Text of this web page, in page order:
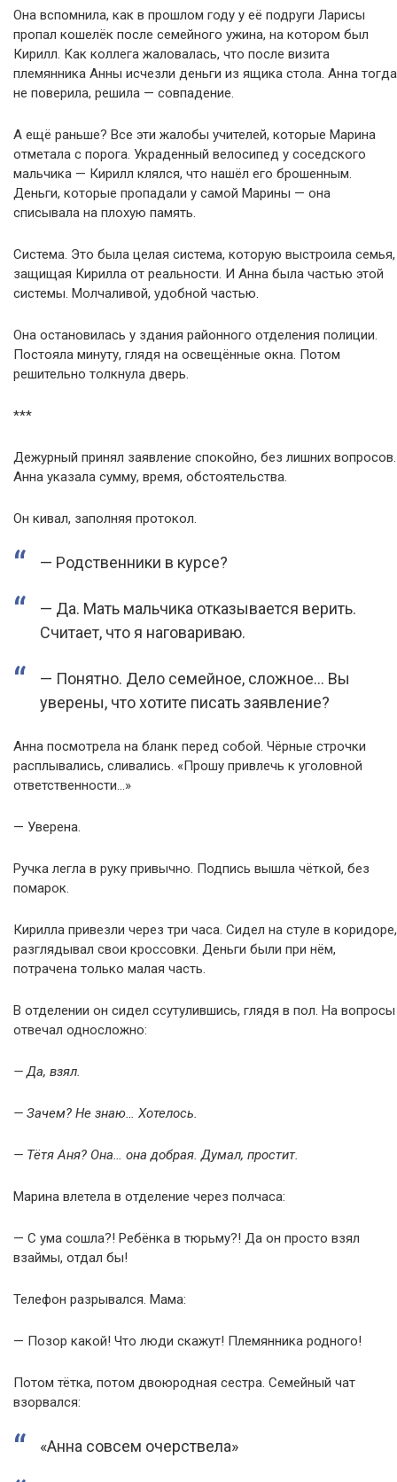
Она вспомнила, как в прошлом году у её подруги Ларисы
пропал кошелёк после семейного ужина, на котором был
Кирилл. Как коллега жаловалась, что после визита
племянника Анны исчезли деньги из ящика стола. Анна тогда
не поверила, решила — совпадение.
А ещё раньше? Все эти жалобы учителей, которые Марина
отметала с порога. Украденный велосипед у соседского
мальчика — Кирилл клялся, что нашёл его брошенным.
Деньги, которые пропадали у самой Марины — она
списывала на плохую память.
Система. Это была целая система, которую выстроила семья,
защищая Кирилла от реальности. И Анна была частью этой
системы. Молчаливой, удобной частью.
Она остановилась у здания районного отделения полиции.
Постояла минуту, глядя на освещённые окна. Потом
решительно толкнула дверь.
***
Дежурный принял заявление спокойно, без лишних вопросов.
Анна указала сумму, время, обстоятельства.
Он кивал, заполняя протокол.
— Родственники в курсе?
— Да. Мать мальчика отказывается верить.
Считает, что я наговариваю.
— Понятно. Дело семейное, сложное… Вы
уверены, что хотите писать заявление?
Анна посмотрела на бланк перед собой. Чёрные строчки
расплывались, сливались. «Прошу привлечь к уголовной
ответственности…»
— Уверена.
Ручка легла в руку привычно. Подпись вышла чёткой, без
помарок.
Кирилла привезли через три часа. Сидел на стуле в коридоре,
разглядывал свои кроссовки. Деньги были при нём,
потрачена только малая часть.
В отделении он сидел ссутулившись, глядя в пол. На вопросы
отвечал односложно:
— Да, взял.
— Зачем? Не знаю… Хотелось.
— Тётя Аня? Она… она добрая. Думал, простит.
Марина влетела в отделение через полчаса:
— С ума сошла?! Ребёнка в тюрьму?! Да он просто взял
взаймы, отдал бы!
Телефон разрывался. Мама:
— Позор какой! Что люди скажут! Племянника родного!
Потом тётка, потом двоюродная сестра. Семейный чат
взорвался:
«Анна совсем очерствела»